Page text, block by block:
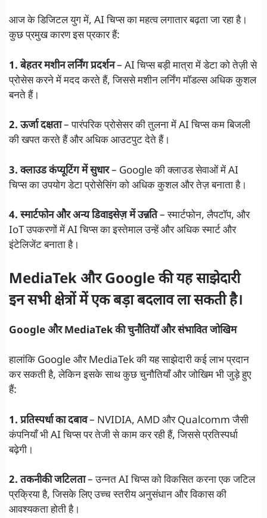
आज के डिजिटल युग में, AI चिप्स का महत्व लगातार बढ़ता जा रहा है।
कुछ प्रमुख कारण इस प्रकार हैं:
1. बेहतर मशीन लर्निंग प्रदर्शन– AI चिप्स बड़ी मात्रा में डेटा को तेज़ी से
प्रोसेस करने में मदद करते हैं, जिससे मशीन लर्निंग मॉडल्स अधिक कुशल
बनते हैं।
2. ऊर्जा दक्षता– पारंपरिक प्रोसेसर की तुलना में AI चिप्स कम बिजली
की खपत करते हैं और अधिक आउटपुट देते हैं।
3. क्लाउड कंप्यूटिंग में सुधार– Google की क्लाउड सेवाओं में AI
चिप्स का उपयोग डेटा प्रोसेसिंग को अधिक कुशल और तेज़ बनाता है।
4. स्मार्टफोन और अन्य डिवाइसेज़ में उन्नति– स्मार्टफोन, लैपटॉप, और
IoT उपकरणों में AI चिप्स का इस्तेमाल उन्हें और अधिक स्मार्ट और
इंटेलिजेंट बनाता है।
MediaTek और Google की यह साझेदारी
इन सभी क्षेत्रों में एक बड़ा बदलाव ला सकती है।
Google और MediaTek की चुनौतियाँ और संभावित जोखिम
हालांकि Google और MediaTek की यह साझेदारी कई लाभ प्रदान
कर सकती है, लेकिन इसके साथ कुछ चुनौतियाँ और जोखिम भी जुड़े हुए
हैं:
1. प्रतिस्पर्धा का दबाव– NVIDIA, AMD और Qualcomm जैसी
कंपनियाँ भी AI चिप्स पर तेजी से काम कर रही हैं, जिससे प्रतिस्पर्धा
बढ़ेगी।
2. तकनीकी जटिलता– उन्नत AI चिप्स को विकसित करना एक जटिल
प्रक्रिया है, जिसके लिए उच्च स्तरीय अनुसंधान और विकास की
आवश्यकता होती है।